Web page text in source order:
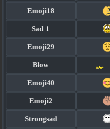
Emoji18
Sad 1
Emoji29
Blow
Emoji40
Emoji2
Strongsad